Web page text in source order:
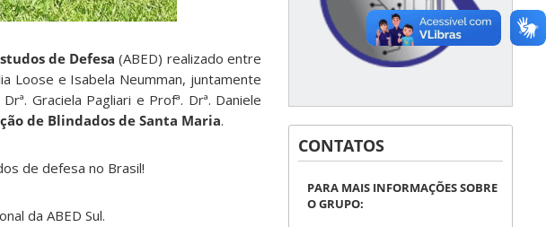
de Defesa (ABED) realizado entre
Loose e Isabela Neumman, juntamente
Graciela Pagliari e Profª. Drª. Daniele
de Blindados de Santa Maria.
de defesa no Brasil!
da ABED Sul.
CONTATOS
PARA MAIS INFORMAÇÕES SOBRE
O GRUPO: